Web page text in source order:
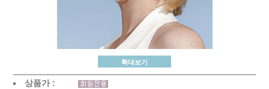
확대보기
상품가 :